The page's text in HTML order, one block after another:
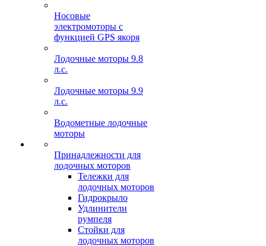
Носовые
электромоторы с
функцией GPS якоря
Лодочные моторы 9.8
л.с.
Лодочные моторы 9.9
л.с.
Водометные лодочные
моторы
Принадлежности для
лодочных моторов
Тележки для
лодочных моторов
Гидрокрыло
Удлинители
румпеля
Стойки для
лодочных моторов